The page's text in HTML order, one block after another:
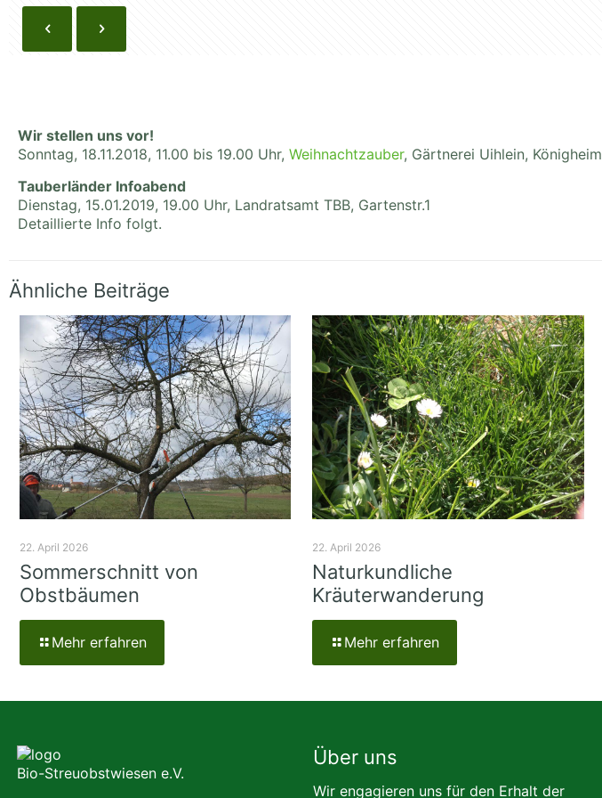
Wir stellen uns vor!
Sonntag, 18.11.2018, 11.00 bis 19.00 Uhr, Weihnachtzauber, Gärtnerei Uihlein, Königheim
Tauberländer Infoabend
Dienstag, 15.01.2019, 19.00 Uhr, Landratsamt TBB, Gartenstr.1
Detaillierte Info folgt.
Ähnliche Beiträge
22. April 2026
Sommerschnitt von
Obstbäumen
Mehr erfahren
22. April 2026
Naturkundliche
Kräuterwanderung
Mehr erfahren
Bio-Streuobstwiesen e.V.
Über uns
Wir engagieren uns für den Erhalt der